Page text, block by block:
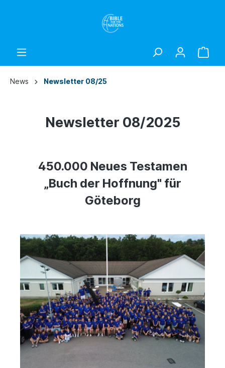
News Newsletter 08/25
Newsletter 08/2025
450.000 Neues Testamen
„Buch der Hoffnung" für
Göteborg